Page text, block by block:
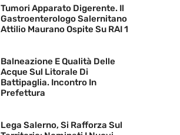
Tumori Apparato Digerente. Il
Gastroenterologo Salernitano
Attilio Maurano Ospite Su RAI 1
Balneazione E Qualità Delle
Acque Sul Litorale Di
Battipaglia. Incontro In
Prefettura
Lega Salerno, Si Rafforza Sul